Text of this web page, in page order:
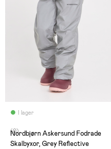
I lager
(0)
Nordbjørn Askersund Fodrade
Skalbyxor, Grey Reflective